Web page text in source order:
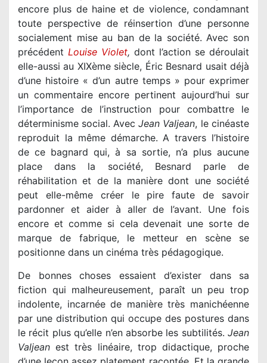
encore plus de haine et de violence, condamnant
toute perspective de réinsertion d’une personne
socialement mise au ban de la société. Avec son
précédent Louise Violet, dont l’action se déroulait
elle-aussi au XIXème siècle, Éric Besnard usait déjà
d’une histoire « d’un autre temps » pour exprimer
un commentaire encore pertinent aujourd’hui sur
l’importance de l’instruction pour combattre le
déterminisme social. Avec Jean Valjean, le cinéaste
reproduit la même démarche. A travers l’histoire
de ce bagnard qui, à sa sortie, n’a plus aucune
place dans la société, Besnard parle de
réhabilitation et de la manière dont une société
peut elle-même créer le pire faute de savoir
pardonner et aider à aller de l’avant. Une fois
encore et comme si cela devenait une sorte de
marque de fabrique, le metteur en scène se
positionne dans un cinéma très pédagogique.
De bonnes choses essaient d’exister dans sa
fiction qui malheureusement, paraît un peu trop
indolente, incarnée de manière très manichéenne
par une distribution qui occupe des postures dans
le récit plus qu’elle n’en absorbe les subtilités. Jean
Valjean est très linéaire, trop didactique, proche